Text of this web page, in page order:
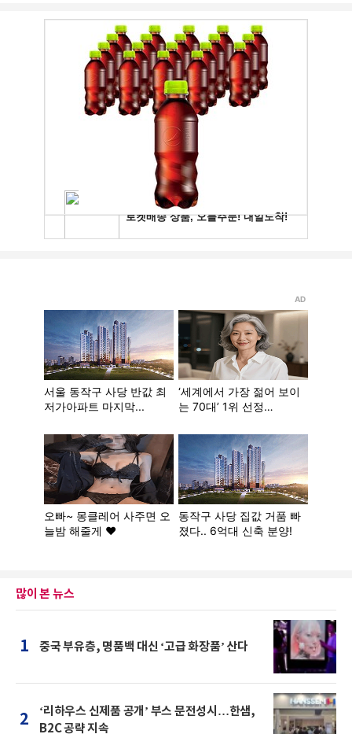
많이 본 뉴스
1 중국 부유층, 명품백 대신 ‘고급 화장품’ 산다
2
‘리하우스 신제품 공개’ 부스 문전성시…한샘,
B2C 공략 지속